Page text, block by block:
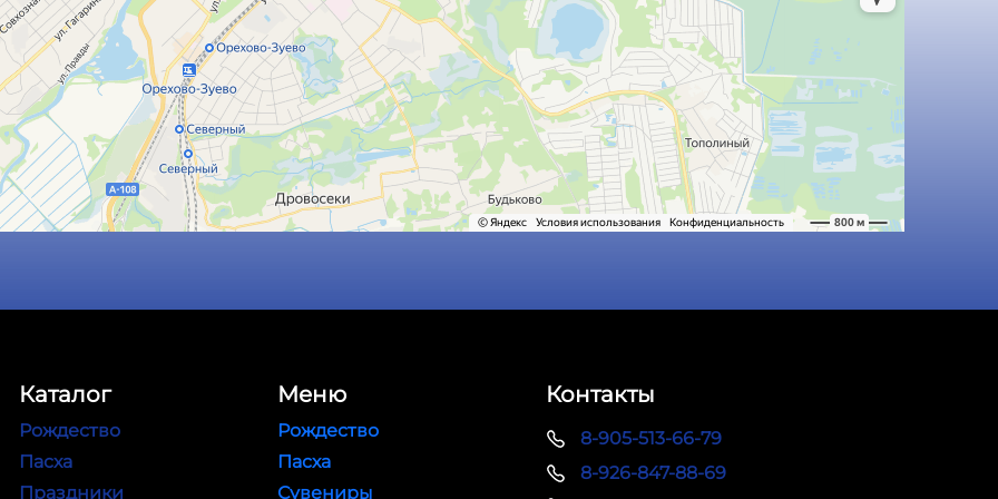
Каталог
Рождество
Пасха
Праздники
Меню
Рождество
Пасха
Сувениры
Контакты
8-905-513-66-79
8-926-847-88-69